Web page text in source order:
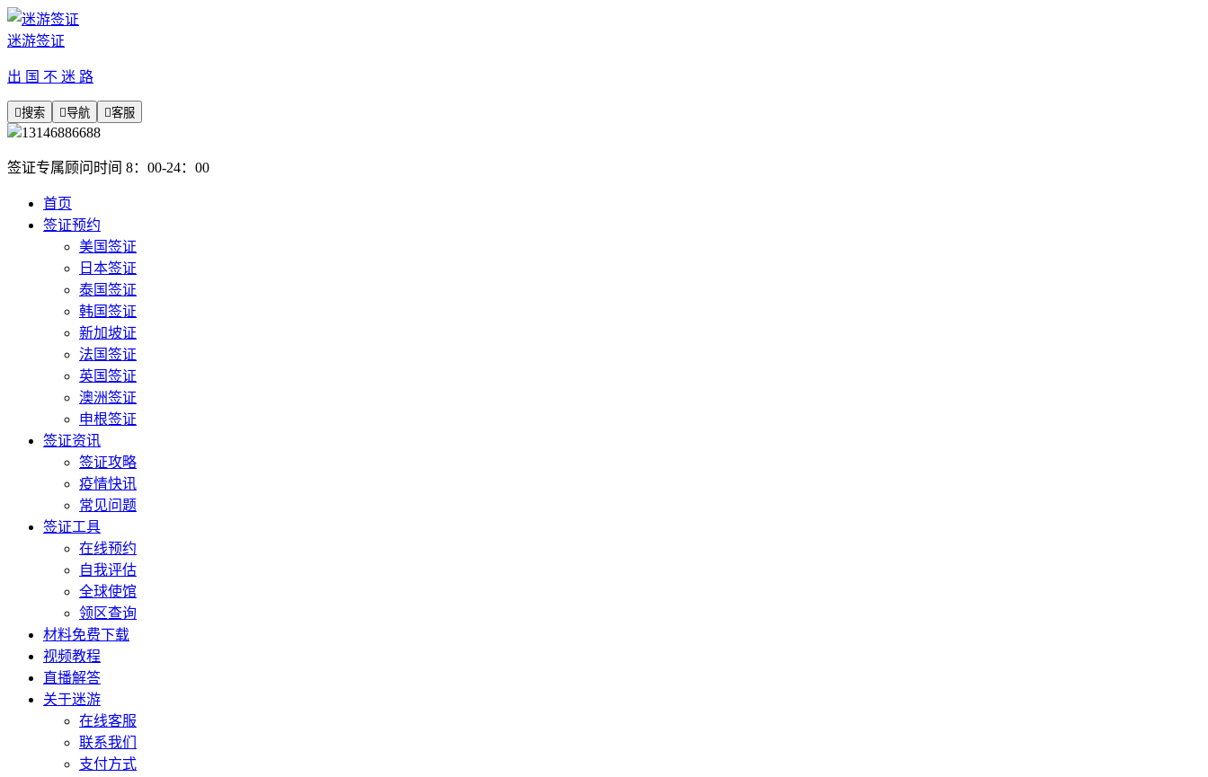
迷游签证
出 国 不 迷 路
搜索 导航 客服
13146886688
签证专属顾问时间 8：00-24：00
首页
签证预约
美国签证
日本签证
泰国签证
韩国签证
新加坡证
法国签证
英国签证
澳洲签证
申根签证
签证资讯
签证攻略
疫情快讯
常见问题
签证工具
在线预约
自我评估
全球使馆
领区查询
材料免费下载
视频教程
直播解答
关于迷游
在线客服
联系我们
支付方式